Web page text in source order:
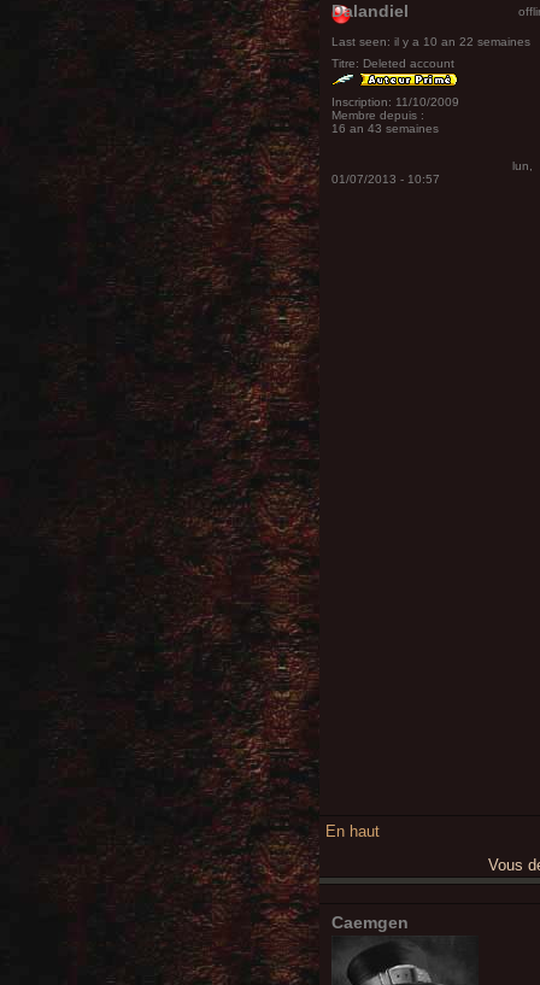
Dalandiel
Last seen: il y a 10 an 22 semaines
Titre: Deleted account
Inscription: 11/10/2009
Membre depuis :
16 an 43 semaines
lun,
01/07/2013 - 10:57
En haut
Vous
Caemgen